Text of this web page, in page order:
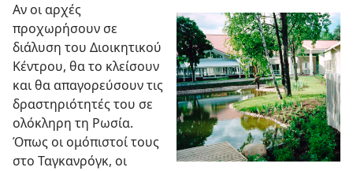
Αν οι αρχές
προχωρήσουν σε
διάλυση του Διοικητικού
Κέντρου, θα το κλείσουν
και θα απαγορεύσουν τις
δραστηριότητές του σε
ολόκληρη τη Ρωσία.
Όπως οι ομόπιστοί τους
στο Ταγκανρόγκ, οι